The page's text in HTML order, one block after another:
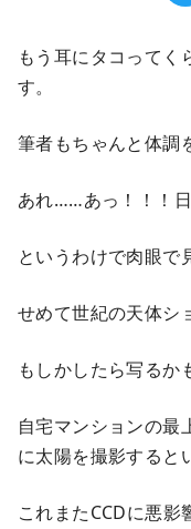
もう耳にタコってく
す。
筆者もちゃんと体調
あれ……あっ！！！
というわけで肉眼で
せめて世紀の天体シ
もしかしたら写るか
自宅マンションの
に太陽を撮影すると
これまたCCDに悪